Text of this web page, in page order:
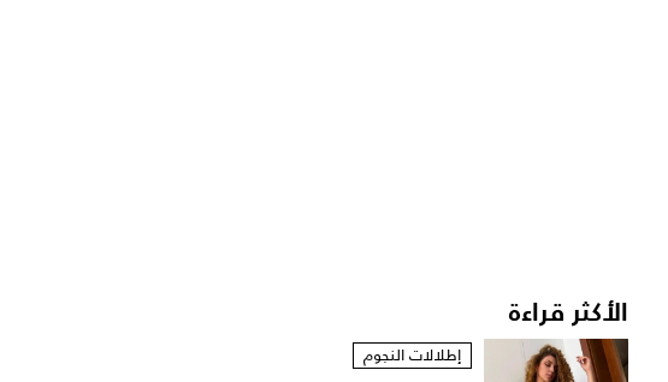
الأكثر قراءة
إطلالات النجوم